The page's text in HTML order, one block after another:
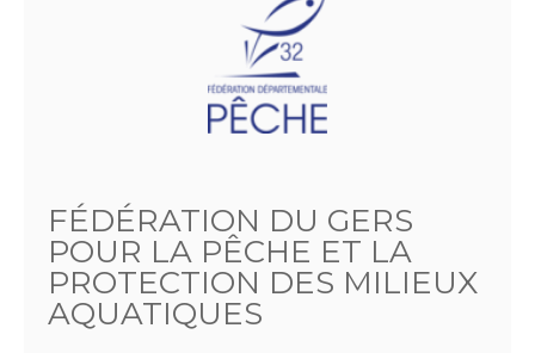
FÉDÉRATION DU GERS
POUR LA PÊCHE ET LA
PROTECTION DES MILIEUX
AQUATIQUES